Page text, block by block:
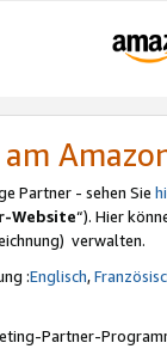
Partner - sehen Sie
Website“). Hier
verwalten.
:Englisch,
Partner-